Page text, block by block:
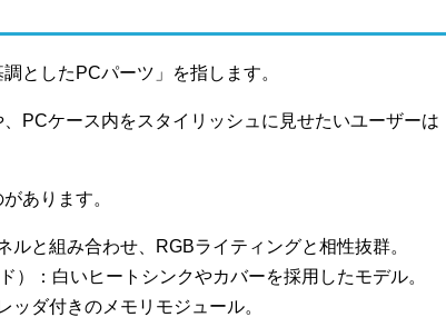
としたPCパーツ」を指します。
PCケース内をスタイリッシュに見せたいユーザーは
あります。
ルと組み合わせ、RGBライティングと相性抜群。
）：白いヒートシンクやカバーを採用したモデル。
ッダ付きのメモリモジュール。